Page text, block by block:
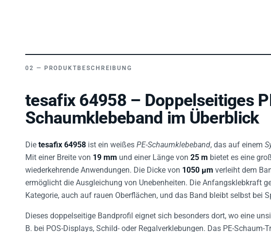
PRODUKTBESCHREIBUNG
tesafix 64958 – Doppelseitiges
Schaumklebeband im Überblick
Die tesafix 64958 ist ein weißes PE-Schaumklebeband , das auf einem
Mit einer Breite von 19 mm und einer Länge von 25 m bietet es eine
wiederkehrende Anwendungen. Die Dicke von 1050 µm verleiht dem
ermöglicht die Ausgleichung von Unebenheiten. Die Anfangsklebkraft
Kategorie, auch auf rauen Oberflächen, und das Band bleibt selbst bei
Dieses doppelseitige Bandprofil eignet sich besonders dort, wo eine
B. bei POS-Displays, Schild- oder Regalverklebungen. Das PE-Schaum-